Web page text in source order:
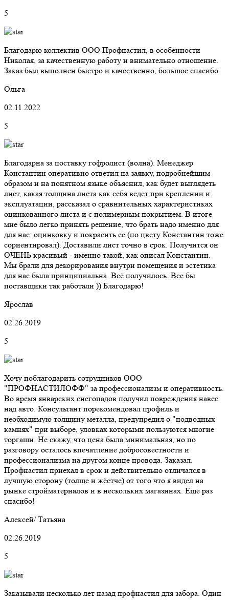
5
Благодарю коллектив ООО Профнастил, в особенности
Николая, за качественную работу и внимательно отношение.
Заказ был выполнен быстро и качественно, большое спасибо.
Ольга
02.11.2022
5
Благодарна за поставку гофролист (волна). Менеджер
Константин оперативно ответил на заявку, подробнейшим
образом и на понятном языке объяснил, как будет выглядеть
лист, какая толщина листа как себя ведет при креплении и
эксплуатации, рассказал о сравнительных характеристиках
оцинкованного листа и с полимерным покрытием. В итоге
мне было легко принять решение, что брать надо именно для
для нас: оцинковку и покрасить ее (по цвету Константин тоже
сориентировал). Доставили лист точно в срок. Получится он
ОЧЕНЬ красивый - именно такой, как описал Константин.
Мы брали для декорирования внутри помещения и эстетика
для нас была принципиальна. Всё получилось. Все бы
поставщики так работали )) Благодарю!
Ярослав
02.26.2019
5
Хочу поблагодарить сотрудников ООО
"ПРОФНАСТИЛОФФ" за профессионализм и оперативность.
Во время январских снегопадов получил повреждения навес
над авто. Консультант порекомендовал профиль и
необходимую толщину металла, предупредил о "подводных
камнях" при выборе, уловках которыми пользуются многие
торгаши. Не скажу, что цена была минимальная, но по
разговору осталось впечатление добросовестности и
профессионализма на другом конце провода. Заказал.
Профнастил приехал в срок и действительно отличался в
лучшую сторону (толще и жёстче) от того что я видел на
рынке стройматериалов и в нескольких магазинах. Ещё раз
спасибо!
Алексей/ Татьяна
02.26.2019
5
Заказывали несколько лет назад профнастил для забора. Один